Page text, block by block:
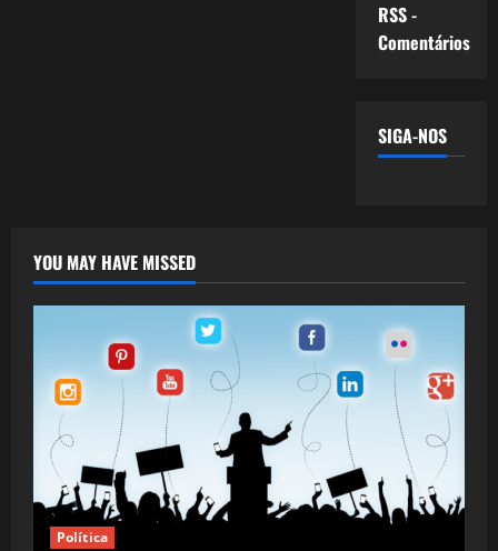
RSS -
Comentários
SIGA-NOS
YOU MAY HAVE MISSED
Política